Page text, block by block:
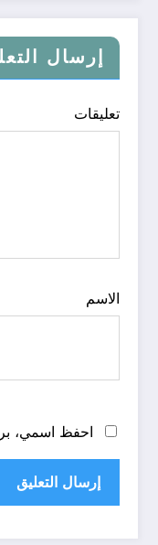
إرسال
تعليقات
الاسم
احفظ اسمي،